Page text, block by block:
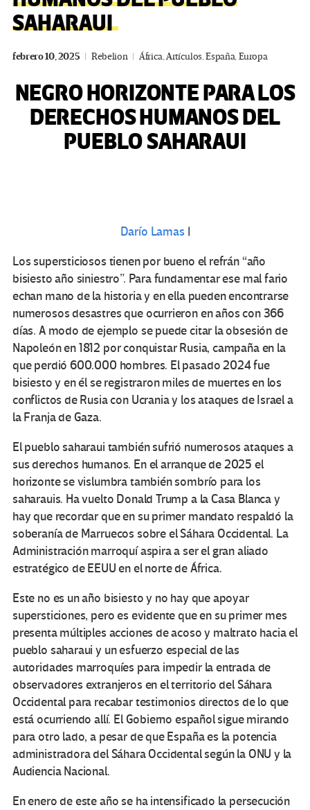
SAHARAUI
febrero 10, 2025 Rebelion África,Artículos,España,Europa
NEGRO HORIZONTE PARA LOS
DERECHOS HUMANOS DEL
PUEBLO SAHARAUI
Darío Lamas |
Los supersticiosos tienen por bueno el refrán “año
bisiesto año siniestro”. Para fundamentar ese mal fario
echan mano de la historia y en ella pueden encontrarse
numerosos desastres que ocurrieron en años con 366
días. A modo de ejemplo se puede citar la obsesión de
Napoleón en 1812 por conquistar Rusia, campaña en la
que perdió 600.000 hombres. El pasado 2024 fue
bisiesto y en él se registraron miles de muertes en los
conflictos de Rusia con Ucrania y los ataques de Israel a
la Franja de Gaza.
El pueblo saharaui también sufrió numerosos ataques a
sus derechos humanos. En el arranque de 2025 el
horizonte se vislumbra también sombrío para los
saharauis. Ha vuelto Donald Trump a la Casa Blanca y
hay que recordar que en su primer mandato respaldó la
soberanía de Marruecos sobre el Sáhara Occidental. La
Administración marroquí aspira a ser el gran aliado
estratégico de EEUU en el norte de África.
Este no es un año bisiesto y no hay que apoyar
supersticiones, pero es evidente que en su primer mes
presenta múltiples acciones de acoso y maltrato hacia el
pueblo saharaui y un esfuerzo especial de las
autoridades marroquíes para impedir la entrada de
observadores extranjeros en el territorio del Sáhara
Occidental para recabar testimonios directos de lo que
está ocurriendo allí. El Gobierno español sigue mirando
para otro lado, a pesar de que España es la potencia
administradora del Sáhara Occidental según la ONU y la
Audiencia Nacional.
En enero de este año se ha intensificado la persecución